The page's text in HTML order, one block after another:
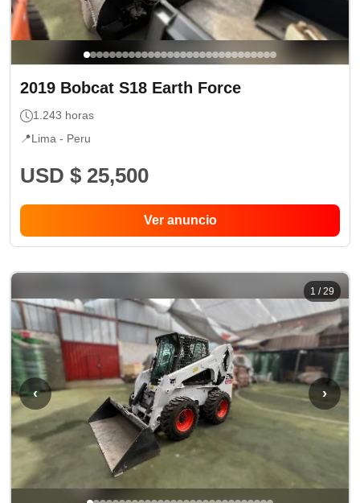
2019 Bobcat S18 Earth Force
1.243 horas
📍Lima - Peru
USD $ 25,500
Ver anuncio
‹ ›
1 /29